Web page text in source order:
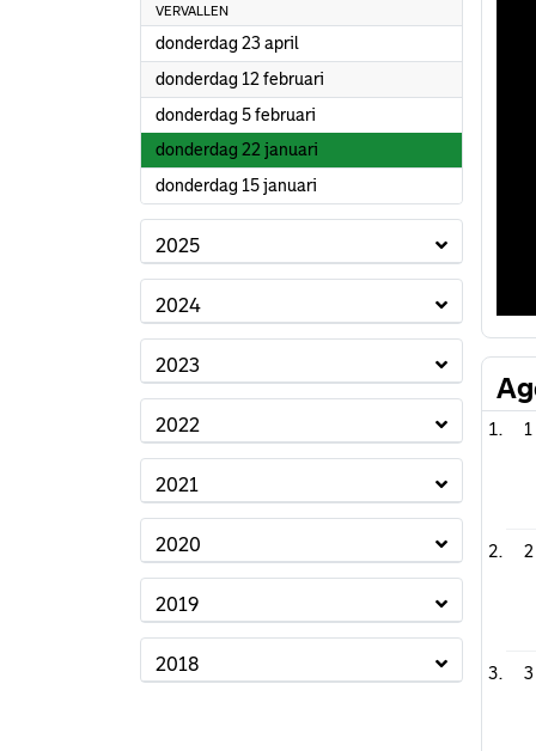
VERVALLEN
donderdag 23 april
donderdag 12 februari
donderdag 5 februari
donderdag 22 januari
donderdag 15 januari
2025
2024
2023
2022
2021
2020
2019
2018
1
2
3